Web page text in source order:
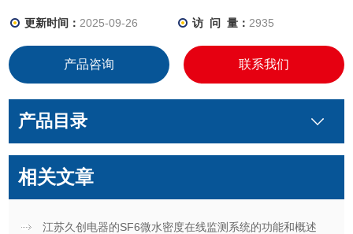
更新时间： 2025-09-26 访 问 量： 2935
产品咨询 联系我们
产品目录
相关文章
江苏久创电器的SF6微水密度在线监测系统的功能和概述